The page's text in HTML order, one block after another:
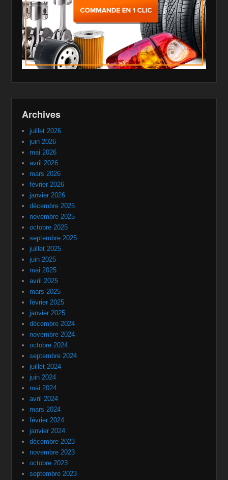
Archives
juillet 2026
juin 2026
mai 2026
avril 2026
mars 2026
février 2026
janvier 2026
décembre 2025
novembre 2025
octobre 2025
septembre 2025
juillet 2025
juin 2025
mai 2025
avril 2025
mars 2025
février 2025
janvier 2025
décembre 2024
novembre 2024
octobre 2024
septembre 2024
juillet 2024
juin 2024
mai 2024
avril 2024
mars 2024
février 2024
janvier 2024
décembre 2023
novembre 2023
octobre 2023
septembre 2023